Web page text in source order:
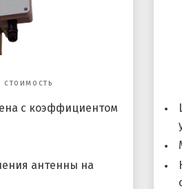
с коэффициентом
антенны на